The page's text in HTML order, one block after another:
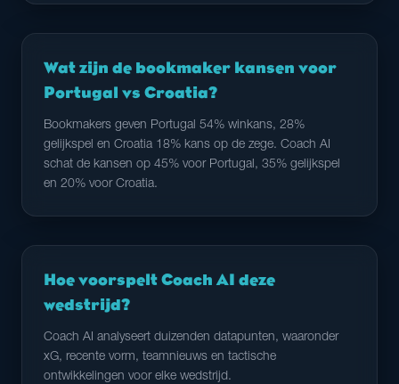
Wat zijn de bookmaker kansen voor
Portugal vs Croatia?
Bookmakers geven Portugal 54% winkans, 28%
gelijkspel en Croatia 18% kans op de zege. Coach AI
schat de kansen op 45% voor Portugal, 35% gelijkspel
en 20% voor Croatia.
Hoe voorspelt Coach AI deze
wedstrijd?
Coach AI analyseert duizenden datapunten, waaronder
xG, recente vorm, teamnieuws en tactische
ontwikkelingen voor elke wedstrijd.